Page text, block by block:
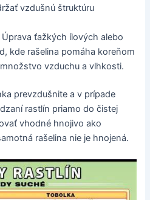
vzdušnú štruktúru
Úprava ťažkých ílových alebo
kde rašelina pomáha koreňom
vzduchu a vlhkosti.
prevzdušnite a v prípade
rastlín priamo do čistej
vhodné hnojivo ako
rašelina nie je hnojená.